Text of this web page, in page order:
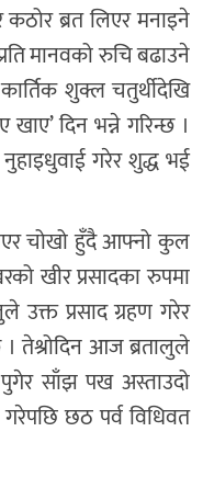
कठोर ब्रत लिएर मनाइने
मानवको रुचि बढाउने
शुक्ल चतुर्थीदेखि
दिन भन्ने गरिन्छ ।
गरेर शुद्ध भई
चोखो हुँदै आफ्नो कुल
खीर प्रसादका रुपमा
उक्त प्रसाद ग्रहण गरेर
। तेश्रोदिन आज ब्रतालुले
साँझ पख अस्ताउदो
गरेपछि छठ पर्व विधिवत